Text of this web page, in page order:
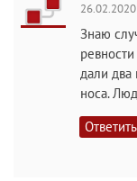
Знаю
дали два
носа.
Ответить